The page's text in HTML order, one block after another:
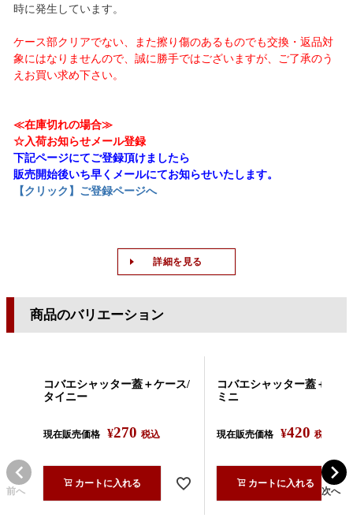
時に発生しています。
ケース部クリアでない、また擦り傷のあるものでも交換・返品対
象にはなりませんので、誠に勝手ではございますが、ご了承のう
えお買い求め下さい。
≪在庫切れの場合≫
☆入荷お知らせメール登録
下記ページにてご登録頂けましたら
販売開始後いち早くメールにてお知らせいたします。
【クリック】ご登録ページへ
詳細を見る
商品のバリエーション
前へ
コバエシャッター蓋＋ケース/
タイニー
現在販売価格 ¥270 税込
カートに入れる
コバエシャッター蓋＋ケー
ミニ
現在販売価格 ¥420 税込
カートに入れる
次へ